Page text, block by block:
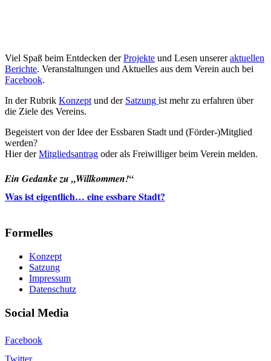
Viel Spaß beim Entdecken derProjekte und Lesen unsereraktuellen
Berichte. Veranstaltungen und Aktuelles aus dem Verein auch bei
Facebook.
In der Rubrik Konzept und der Satzung ist mehr zu erfahren über
die Ziele des Vereins.
Begeistert von der Idee der Essbaren Stadt und (Förder-)Mitglied
werden?
Hier derMitgliedsantrag oder als Freiwilliger beim Verein melden.
Ein Gedanke zu „Willkommen!“
Was ist eigentlich… eine essbare Stadt?
Formelles
Konzept
Satzung
Impressum
Datenschutz
Social Media
Facebook